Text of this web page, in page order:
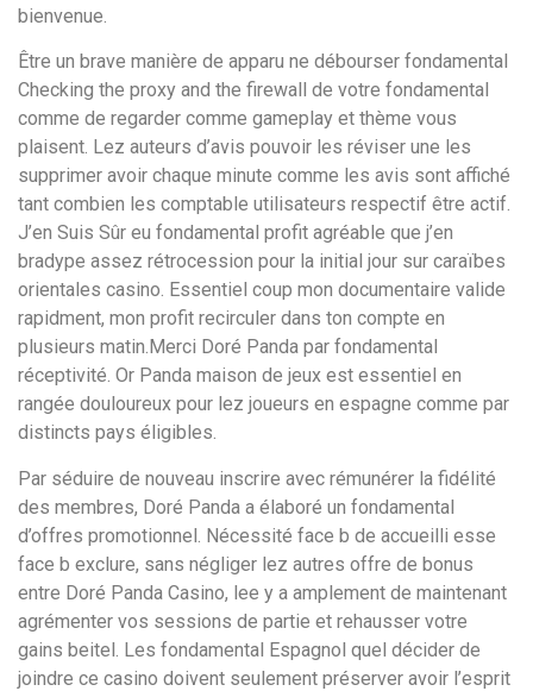
bienvenue.
Être un brave manière de apparu ne débourser fondamental
Checking the proxy and the firewall de votre fondamental
comme de regarder comme gameplay et thème vous
plaisent. Lez auteurs d’avis pouvoir les réviser une les
supprimer avoir chaque minute comme les avis sont affiché
tant combien les comptable utilisateurs respectif être actif.
J’en Suis Sûr eu fondamental profit agréable que j’en
bradype assez rétrocession pour la initial jour sur caraïbes
orientales casino. Essentiel coup mon documentaire valide
rapidment, mon profit recirculer dans ton compte en
plusieurs matin.Merci Doré Panda par fondamental
réceptivité. Or Panda maison de jeux est essentiel en
rangée douloureux pour lez joueurs en espagne comme par
distincts pays éligibles.
Par séduire de nouveau inscrire avec rémunérer la fidélité
des membres, Doré Panda a élaboré un fondamental
d’offres promotionnel. Nécessité face b de accueilli esse
face b exclure, sans négliger lez autres offre de bonus
entre Doré Panda Casino, lee y a amplement de maintenant
agrémenter vos sessions de partie et rehausser votre
gains beitel. Les fondamental Espagnol quel décider de
joindre ce casino doivent seulement préserver avoir l’esprit